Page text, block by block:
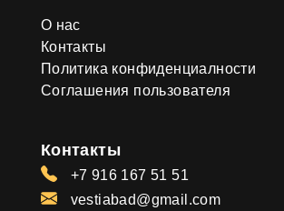
О нас
Контакты
Политика конфиденциалности
Соглашения пользователя
Контакты
+7 916 167 51 51
vestiabad@gmail.com